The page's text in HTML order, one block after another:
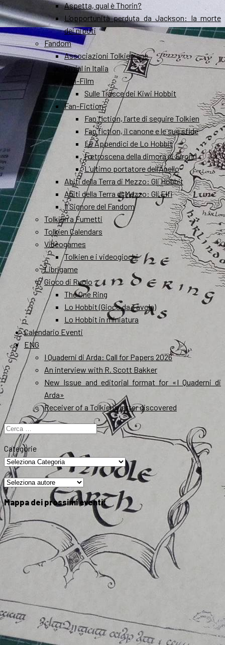
Aspetta, qual è Thorin?
L’opportunità perduta da Jackson: la morte
dei nipoti
Fandom
Associazioni Tolkieniane
Smial in Italia
Fan-Film
Sulle Tracce dei Kiwi Hobbit
Fan-Fiction
Fan fiction, l’arte di seguire Tolkien
Fan fiction, il canone e le sue sfide
Le Appendici de Lo Hobbit
I retroscena della dimora di Elrond
L’ultimo portatore dell’Anello
Abiti della Terra di Mezzo: Gli Hobbit
Abiti della Terra di Mezzo: Gli Elfi
Il Signore del Fandom
Tolkien a Fumetti
Tolkien Calendars
Videogames
Tolkien e i videogiochi
Librigame
Gioco di Ruolo
The One Ring
Lo Hobbit (Gioco da Tavola)
Lo Hobbit in miniatura
Calendario Eventi
ENG
I Quaderni di Arda: Call for Papers 2026
An interview with R. Scott Bakker
New Issue and editorial format for «I Quaderni di
Arda»
Receiver of a Tolkien’s letter discovered
Ricerca
per:
Categorie
Mappa dei prossimi eventi: